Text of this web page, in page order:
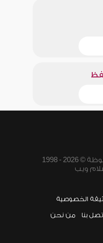
جميع الحقوق محفوظة © 2026 - 1998
ويب
الخصوصية
بنا من نحن